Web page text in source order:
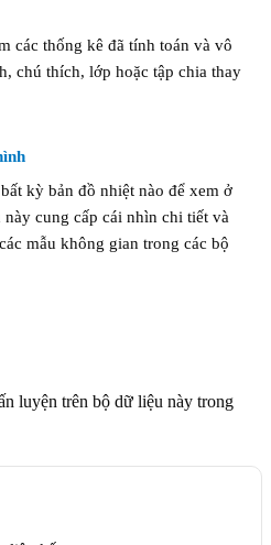
các thống kê đã tính toán và vô
chú thích, lớp hoặc tập chia thay
kỳ bản đồ nhiệt nào để xem ở
cung cấp cái nhìn chi tiết và
mẫu không gian trong các bộ
luyện trên bộ dữ liệu này trong